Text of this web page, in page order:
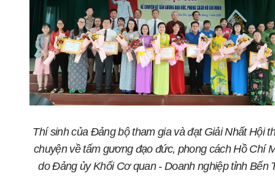
Thí sinh của Đảng bộ tham gia và đạt Giải Nhất Hội
chuyện về tấm gương đạo đức, phong cách Hồ Chí
do Đảng ủy Khối Cơ quan -Doanh nghiệp tỉnh Bến